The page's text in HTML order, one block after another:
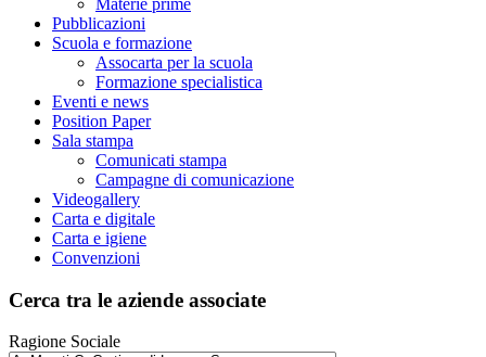
Materie prime
Pubblicazioni
Scuola e formazione
Assocarta per la scuola
Formazione specialistica
Eventi e news
Position Paper
Sala stampa
Comunicati stampa
Campagne di comunicazione
Videogallery
Carta e digitale
Carta e igiene
Convenzioni
Cerca tra le aziende associate
Ragione Sociale